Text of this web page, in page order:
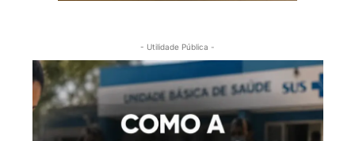
- Utilidade Pública -